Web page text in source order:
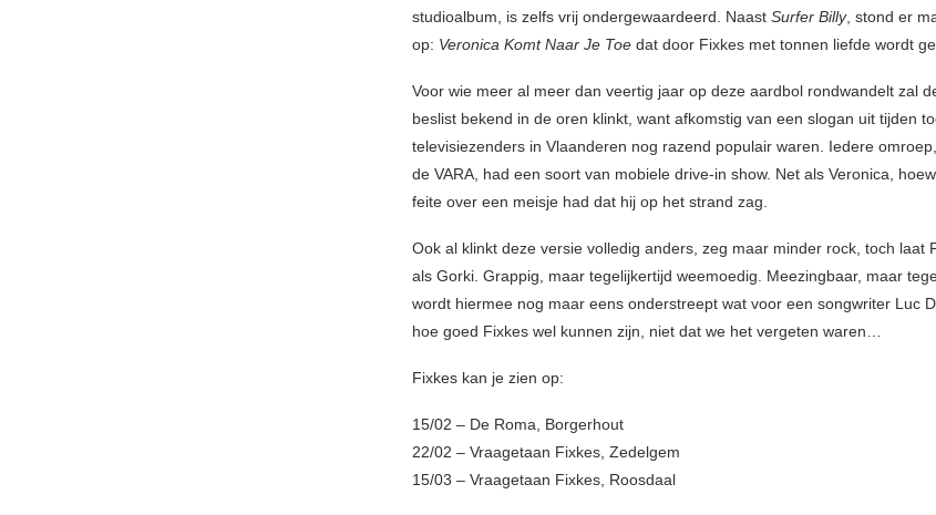
studioalbum, is zelfs vrij ondergewaardeerd. Naast Surfer Billy, stond er
op: Veronica Komt Naar Je Toe dat door Fixkes met tonnen liefde wordt
Voor wie meer al meer dan veertig jaar op deze aardbol rondwandelt zal
beslist bekend in de oren klinkt, want afkomstig van een slogan uit tijden
televisiezenders in Vlaanderen nog razend populair waren. Iedere
de VARA, had een soort van mobiele drive-in show. Net als Veronica,
feite over een meisje had dat hij op het strand zag.
Ook al klinkt deze versie volledig anders, zeg maar minder rock, toch laat
als Gorki. Grappig, maar tegelijkertijd weemoedig. Meezingbaar, maar
wordt hiermee nog maar eens onderstreept wat voor een songwriter Luc
hoe goed Fixkes wel kunnen zijn, niet dat we het vergeten waren…
Fixkes kan je zien op:
15/02 – De Roma, Borgerhout
22/02 – Vraagetaan Fixkes, Zedelgem
15/03 – Vraagetaan Fixkes, Roosdaal